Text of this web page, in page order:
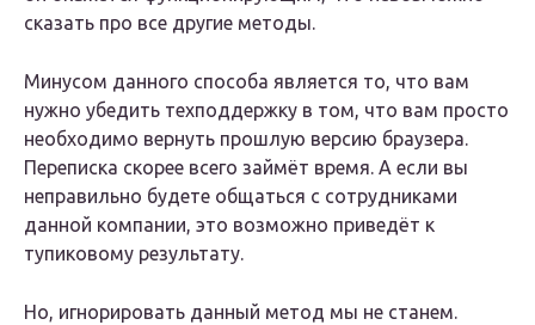
сказать про все другие методы.
Минусом данного способа является то, что вам
нужно убедить техподдержку в том, что вам просто
необходимо вернуть прошлую версию браузера.
Переписка скорее всего займёт время. А если вы
неправильно будете общаться с сотрудниками
данной компании, это возможно приведёт к
тупиковому результату.
Но, игнорировать данный метод мы не станем.